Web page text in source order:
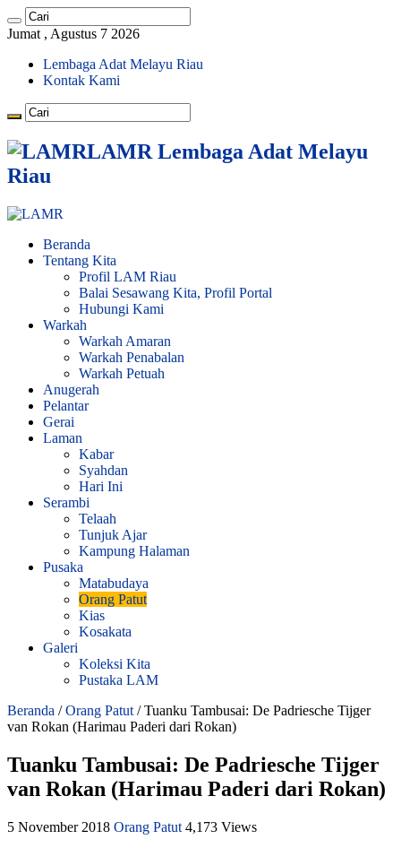
Jumat , Agustus 7 2026
Lembaga Adat Melayu Riau
Kontak Kami
LAMR Lembaga Adat Melayu
Riau
Beranda
Tentang Kita
Profil LAM Riau
Balai Sesawang Kita, Profil Portal
Hubungi Kami
Warkah
Warkah Amaran
Warkah Penabalan
Warkah Petuah
Anugerah
Pelantar
Gerai
Laman
Kabar
Syahdan
Hari Ini
Serambi
Telaah
Tunjuk Ajar
Kampung Halaman
Pusaka
Matabudaya
Orang Patut
Kias
Kosakata
Galeri
Koleksi Kita
Pustaka LAM
Beranda / Orang Patut / Tuanku Tambusai: De Padriesche Tijger
van Rokan (Harimau Paderi dari Rokan)
Tuanku Tambusai: De Padriesche Tijger
van Rokan (Harimau Paderi dari Rokan)
5 November 2018 Orang Patut 4,173 Views